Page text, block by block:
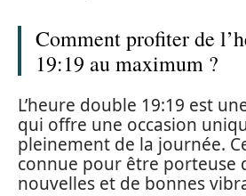
Comment profiter de
19:19 au maximum ?
L’heure double 19:19 est
qui offre une occasion
pleinement de la journée.
connue pour être porteuse
nouvelles et de bonnes